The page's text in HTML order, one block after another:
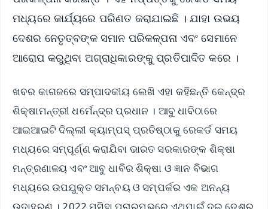
ମଧ୍ୟରେ କାର୍ଯ୍ୟରେ ପରିଣତ କରାଯାଇଛି । ଯାହା ଉଭୟ
ଦେଶର ନେତୃତ୍ବଙ୍କ ସମାନ ପରିକଳ୍ପନା ଏବଂ ସେମାନେ
ଆରୋପ କରୁଥିବା ଅଗ୍ରାଧିକାରଙ୍କୁ ପ୍ରତିପାଦିତ କରେ ।
ଖବର କାଗଜରେ ସମ୍ପାଦକୀୟ ଲେଖି ଏହା କହିଛନ୍ତି କେନ୍ଦ୍ର
ଶିକ୍ଷାମନ୍ତ୍ରୀ ଧର୍ମେନ୍ଦ୍ର ପ୍ରଧାନ । ଆବୁ ଧାବିଠାରେ
ଆଇଆଇଟି ଦିଲ୍ଲୀ କ୍ୟାମ୍ପସ୍ ପ୍ରତିଷ୍ଠାକୁ ରେକର୍ଡ ସମୟ
ମଧ୍ୟରେ ସମ୍ପୂର୍ଣ୍ଣ କରାଯିବା ଭାରତ ସରକାରଙ୍କ ଶିକ୍ଷା
ମନ୍ତ୍ରଣାଳୟ ଏବଂ ଆବୁ ଧାବିର ଶିକ୍ଷା ଓ ଜ୍ଞାନ ବିଭାଗ
ମଧ୍ୟରେ ଉପଯୁକ୍ତ ସମନ୍ବୟ ଓ ସମ୍ପର୍କର ଏକ ଅନନ୍ୟ